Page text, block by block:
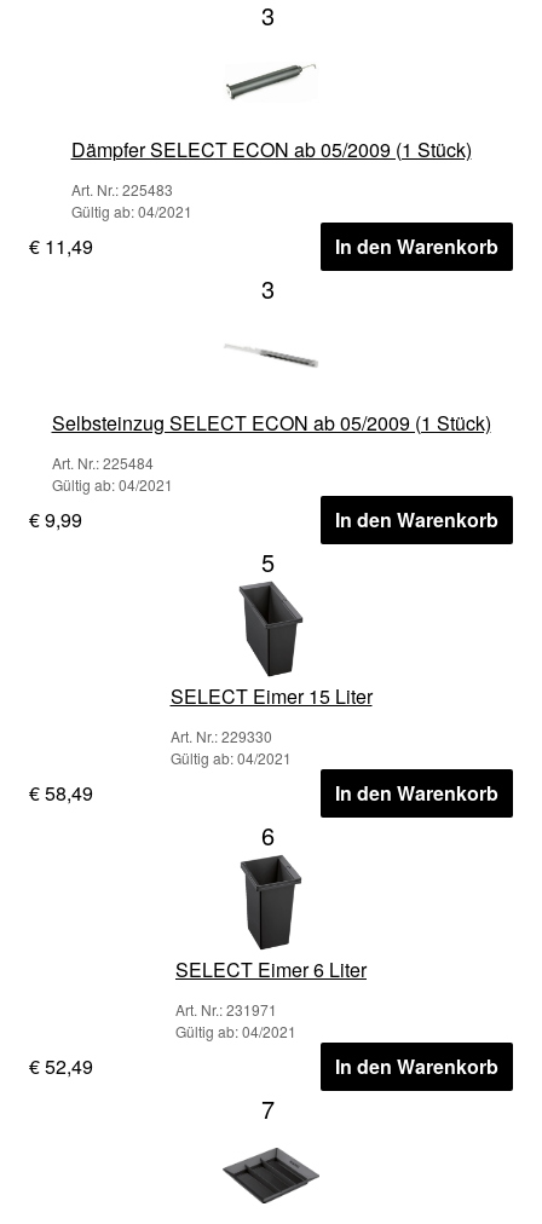
3
Dämpfer SELECT ECON ab 05/2009 (1 Stück)
Art. Nr.: 225483
Gültig ab: 04/2021
€ 11,49 In den Warenkorb
3
Selbsteinzug SELECT ECON ab 05/2009 (1 Stück)
Art. Nr.: 225484
Gültig ab: 04/2021
€ 9,99 In den Warenkorb
5
SELECT Eimer 15 Liter
Art. Nr.: 229330
Gültig ab: 04/2021
€ 58,49 In den Warenkorb
6
SELECT Eimer 6 Liter
Art. Nr.: 231971
Gültig ab: 04/2021
€ 52,49 In den Warenkorb
7